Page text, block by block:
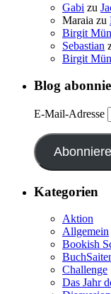
Gabi zu
Maraia zu
Birgit
Sebastian
Birgit
Blog
E-Mail-Adresse
Kategorien
Aktion
Allgemein
Bookish
Challenge
Das Jahr